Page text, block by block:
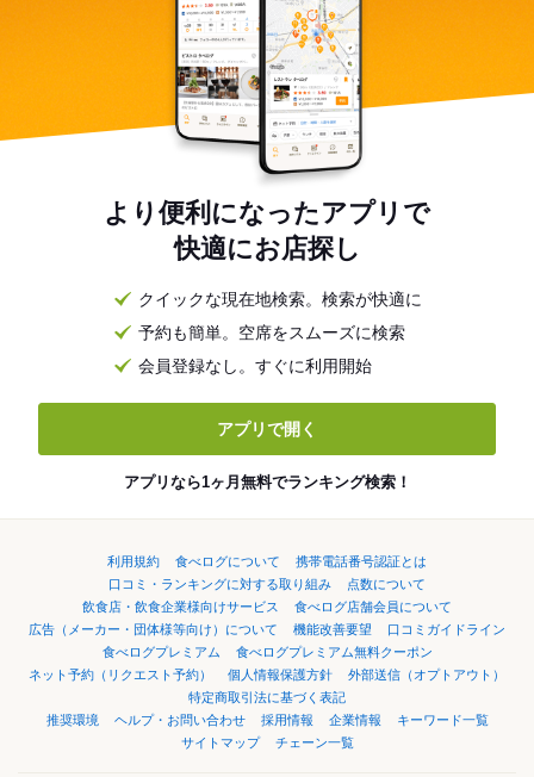
より便利になったアプリで
快適にお店探し
クイックな現在地検索。検索が快適に
予約も簡単。空席をスムーズに検索
会員登録なし。すぐに利用開始
アプリで開く
アプリなら1ヶ月無料でランキング検索！
利用規約 食べログについて
携帯電話番号認証とは
口コミ・ランキングに対する取り組み
点数について
飲食店・飲食企業様向けサービス
食べログ店舗会員について
広告（メーカー・団体様等向け）について
機能改善要望
口コミガイドライン
食べログプレミアム
食べログプレミアム無料クーポン
ネット予約（リクエスト予約）
個人情報保護方針
外部送信（オプトアウト）
特定商取引法に基づく表記
推奨環境
ヘルプ・お問い合わせ 採用情報 企業情報
キーワード一覧
サイトマップ
チェーン一覧